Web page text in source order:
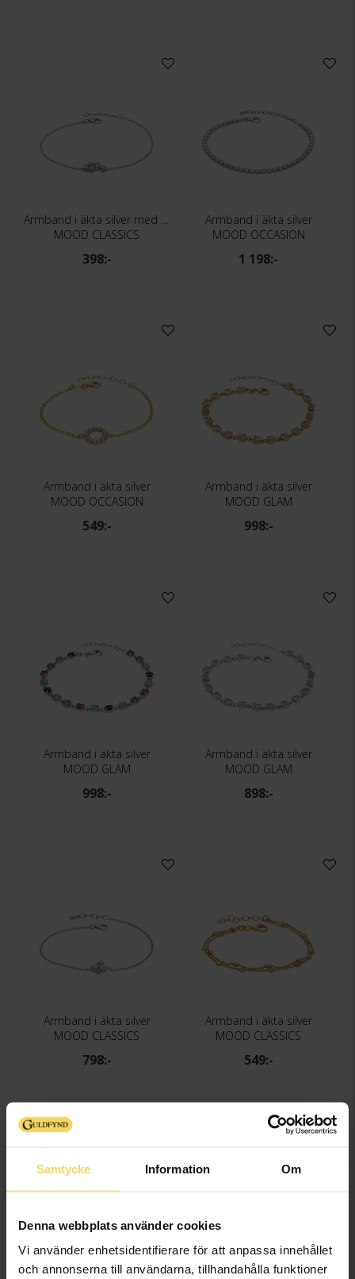
Samtycke Information Om
Denna webbplats använder cookies
Vi använder enhetsidentifierare för att anpassa innehållet
och annonserna till användarna, tillhandahålla funktioner
Armband i äkta silver med kubisk zirkonia
MOOD CLASSICS
398:-
Armband i äkta silver
MOOD OCCASION
1 198:-
Armband i äkta silver
MOOD OCCASION
549:-
Armband i äkta silver
MOOD GLAM
998:-
Armband i äkta silver
MOOD GLAM
998:-
Armband i äkta silver
MOOD GLAM
898:-
Armband i äkta silver
MOOD CLASSICS
798:-
Armband i äkta silver
MOOD CLASSICS
549:-